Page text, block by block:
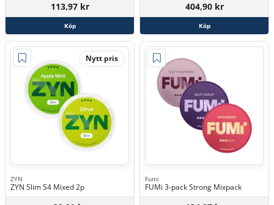
113,97 kr
Köp
404,90 kr
Köp
Nytt pris
ZYN
ZYN Slim S4 Mixed 2p
Fumi
FUMi 3-pack Strong Mixpack